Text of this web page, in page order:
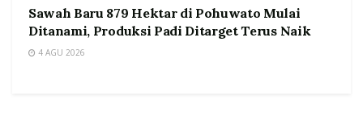
Sawah Baru 879 Hektar di Pohuwato Mulai
Ditanami, Produksi Padi Ditarget Terus Naik
4 AGU 2026